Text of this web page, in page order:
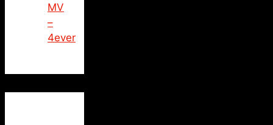
MV
–
4ever